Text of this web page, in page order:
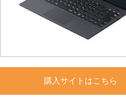
購入サイトはこちら